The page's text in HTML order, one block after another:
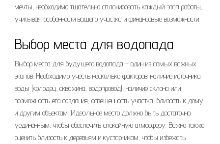
мечты, необходимо тщательно спланировать каждый этап работы,
учитывая особенности вашего участка и финансовые возможности.
Выбор места для водопада
Выбор места для будущего водопада – один из самых важных
этапов. Необходимо учесть несколько факторов: наличие источника
воды (колодец, скважина, водопровод), наличие склона или
возможность его создания, освещенность участка, близость к дому
и другим объектам. Идеальное место должно быть достаточно
уединенным, чтобы обеспечить спокойную атмосферу. Важно также
оценить близость к деревьям и кустарникам, чтобы избежать